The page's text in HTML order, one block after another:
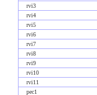
rvi3
rvi4
rvi5
rvi6
rvi7
rvi8
rvi9
rvi10
rvi11
pec1